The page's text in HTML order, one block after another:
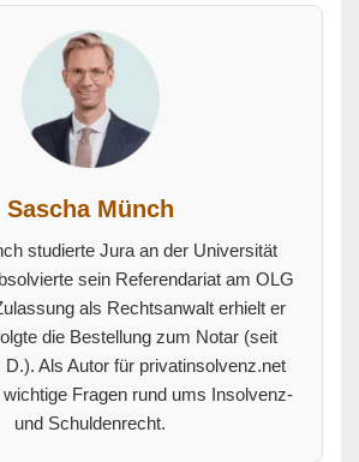
Sascha Münch
studierte Jura an der Universität
sein Referendariat am OLG
als Rechtsanwalt erhielt er
die Bestellung zum Notar (seit
D.). Als Autor für privatinsolvenz.net
Fragen rund ums Insolvenz-
und Schuldenrecht.